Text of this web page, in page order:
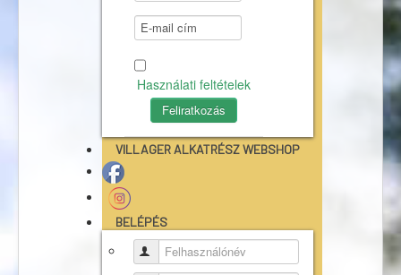
Használati feltételek
VILLAGER ALKATRÉSZ WEBSHOP
BELÉPÉS
Felhasználónév